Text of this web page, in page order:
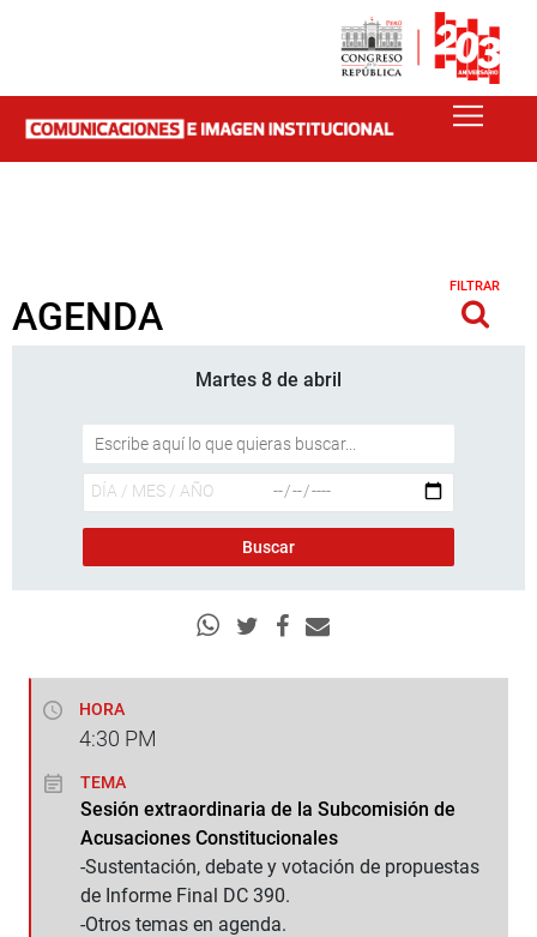
AGENDA
FILTRAR
Martes 8 de abril
HORA
4:30 PM
TEMA
Sesión extraordinaria de la Subcomisión de
Acusaciones Constitucionales
-Sustentación, debate y votación de propuestas
de Informe Final DC 390.
-Otros temas en agenda.